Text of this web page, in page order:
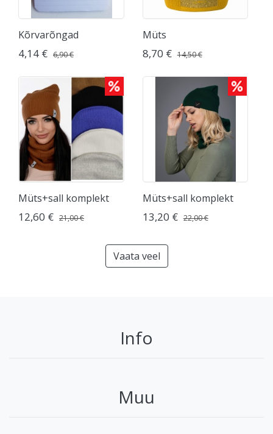
Kõrvarõngad
4,14 € 6,90 €
Müts
8,70 € 14,50 €
Müts+sall komplekt
12,60 € 21,00 €
Müts+sall komplekt
13,20 € 22,00 €
Vaata veel
Info
Muu